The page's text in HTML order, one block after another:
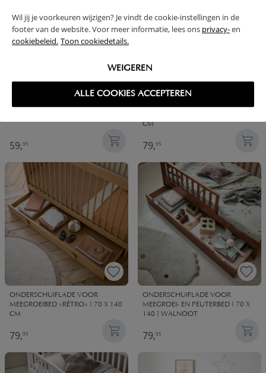
Wil jij je voorkeuren wijzigen? Je vindt de cookie-instellingen in de
footer van de website. Voor meer informatie, lees ons privacy-en
cookiebeleid. Toon cookiedetails.
WEIGEREN
ALLE COOKIES ACCEPTEREN
BEDHEKJE | 90 X 38 CM | WIT
59,95
ONDERSCHUIFLADE VOOR
CM
79,95
ONDERSCHUIFLADE VOOR
MEEGROEIBED «RÉTRO» | 70 X 140
CM
79,95
ONDERSCHUIFLADE VOOR
MEEGROEI- EN PEUTERBED | 70 X
140 | WALNOOT
79,95